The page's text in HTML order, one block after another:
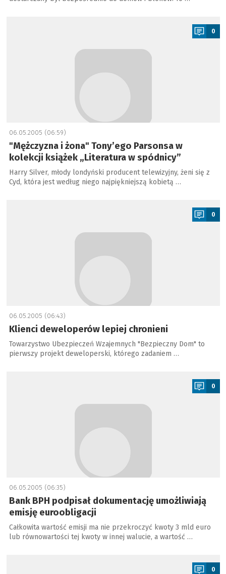
0
06.05.2005 (06:59)
"Mężczyzna i żona" Tony’ego Parsonsa w
kolekcji książek „Literatura w spódnicy”
Harry Silver, młody londyński producent telewizyjny, żeni się z
Cyd, która jest według niego najpiękniejszą kobietą …
0
06.05.2005 (06:43)
Klienci deweloperów lepiej chronieni
Towarzystwo Ubezpieczeń Wzajemnych "Bezpieczny Dom" to
pierwszy projekt deweloperski, którego zadaniem …
0
06.05.2005 (06:35)
Bank BPH podpisał dokumentację umożliwiają
emisję euroobligacji
Całkowita wartość emisji ma nie przekroczyć kwoty 3 mld euro
lub równowartości tej kwoty w innej walucie, a wartość …
0